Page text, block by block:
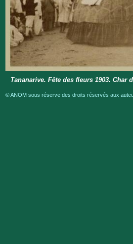
Tananarive. Fête des fleurs 1903. Char
© ANOM sous réserve des droits réservés aux